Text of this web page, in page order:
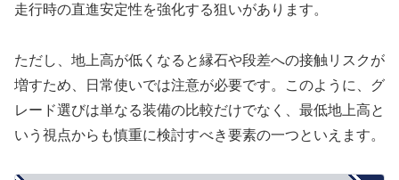
走行時の直進安定性を強化する狙いがあります。
ただし、地上高が低くなると縁石や段差への接触リスクが
増すため、日常使いでは注意が必要です。このように、グ
レード選びは単なる装備の比較だけでなく、最低地上高と
いう視点からも慎重に検討すべき要素の一つといえます。